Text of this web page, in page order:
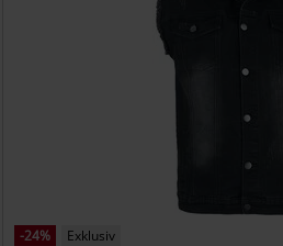
-24%
Exklusiv